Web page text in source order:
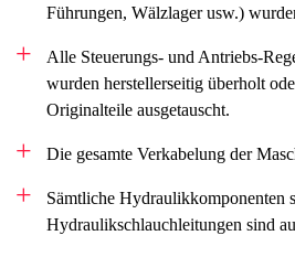
Führungen, Wälzlager usw.)
Alle Steuerungs- und Antriebs-
wurden herstellerseitig überholt
Originalteile ausgetauscht.
Die gesamte Verkabelung der
Sämtliche Hydraulikkomponenten
Hydraulikschlauchleitungen sind